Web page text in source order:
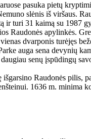
pasuka pietų
slėnis iš viršaus.
ir turi 31 kaimą su
Raudonės apylinkės.
dvarponis turėjęs
auga sena devynių
senų įspūdingų
Raudonės
1636 m. minima